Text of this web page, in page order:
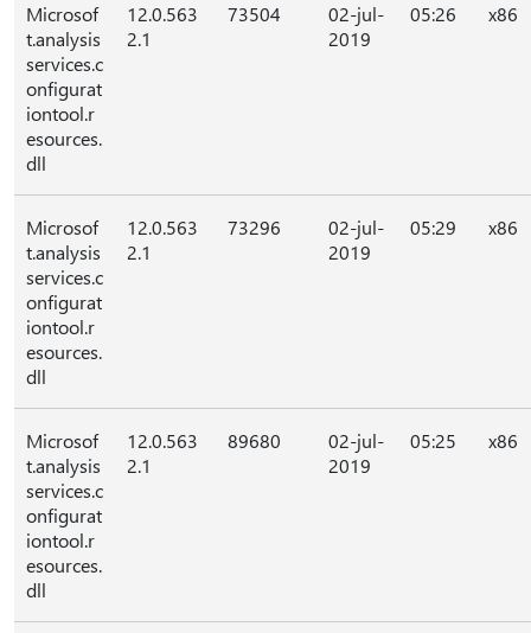
Microsof
t.analysis
services.c
onfigurat
iontool.r
esources.
dll
12.0.563
2.1
73504
02-jul-
2019
05:26 x86
Microsof
t.analysis
services.c
onfigurat
iontool.r
esources.
dll
12.0.563
2.1
73296
02-jul-
2019
05:29 x86
Microsof
t.analysis
services.c
onfigurat
iontool.r
esources.
dll
12.0.563
2.1
89680
02-jul-
2019
05:25 x86